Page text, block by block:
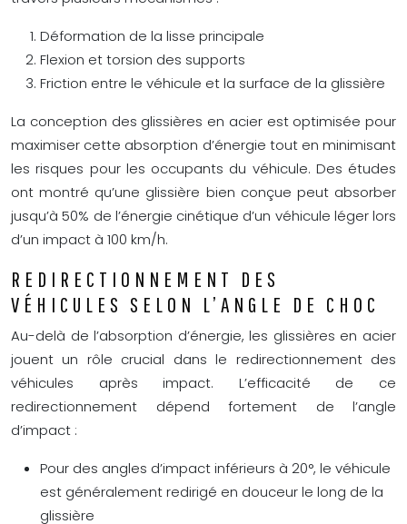
Déformation de la lisse principale
Flexion et torsion des supports
Friction entre le véhicule et la surface de la glissière
La conception des glissières en acier est optimisée pour
maximiser cette absorption d’énergie tout en minimisant
les risques pour les occupants du véhicule. Des études
ont montré qu’une glissière bien conçue peut absorber
jusqu’à 50% de l’énergie cinétique d’un véhicule léger lors
d’un impact à 100 km/h.
REDIRECTIONNEMENT DES
VÉHICULES SELON L’ANGLE DE CHOC
Au-delà de l’absorption d’énergie, les glissières en acier
jouent un rôle crucial dans le redirectionnement des
véhicules après impact. L’efficacité de ce
redirectionnement dépend fortement de l’angle
d’impact :
Pour des angles d’impact inférieurs à 20°, le véhicule
est généralement redirigé en douceur le long de la
glissière